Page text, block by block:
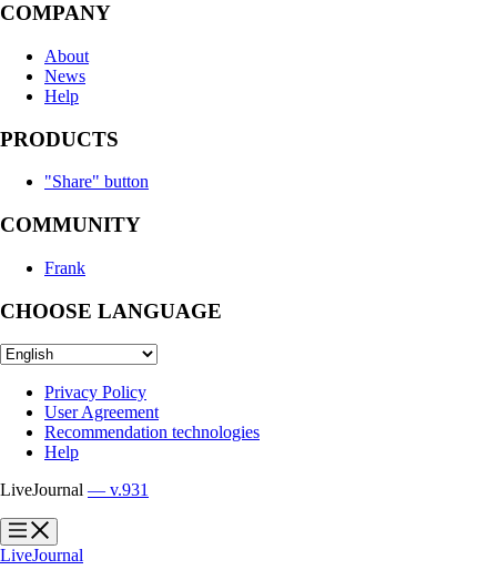
COMPANY
About
News
Help
PRODUCTS
"Share" button
COMMUNITY
Frank
CHOOSE LANGUAGE
Privacy Policy
User Agreement
Recommendation technologies
Help
LiveJournal — v.931
?
?
LiveJournal